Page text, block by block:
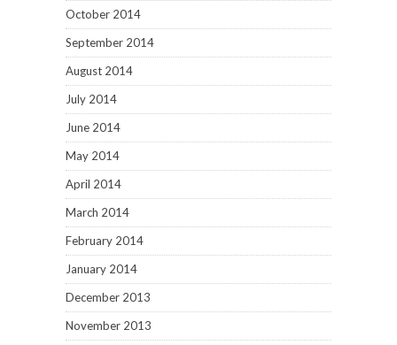
October 2014
September 2014
August 2014
July 2014
June 2014
May 2014
April 2014
March 2014
February 2014
January 2014
December 2013
November 2013